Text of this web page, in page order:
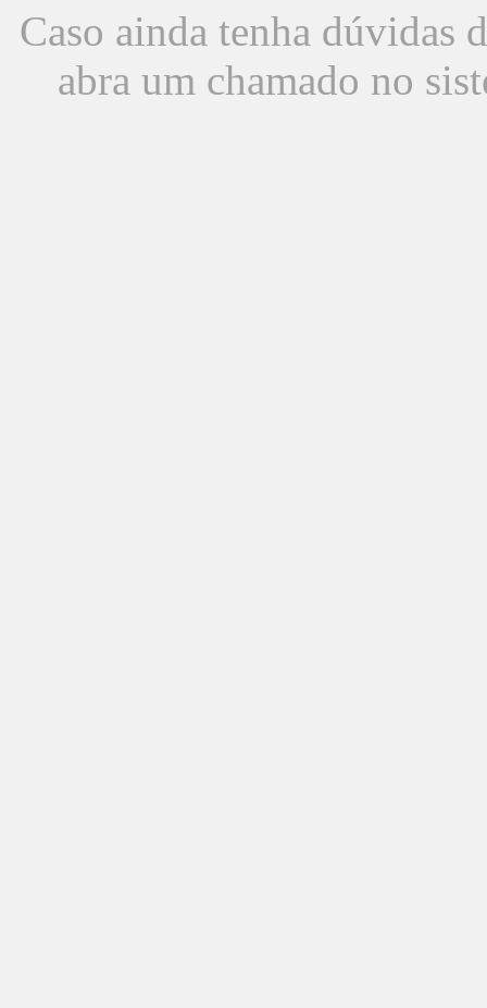
Caso ainda tenha dúvidas
abra um chamado no